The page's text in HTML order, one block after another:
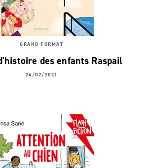
GRAND FORMAT
des enfants Raspail
24/02/2021